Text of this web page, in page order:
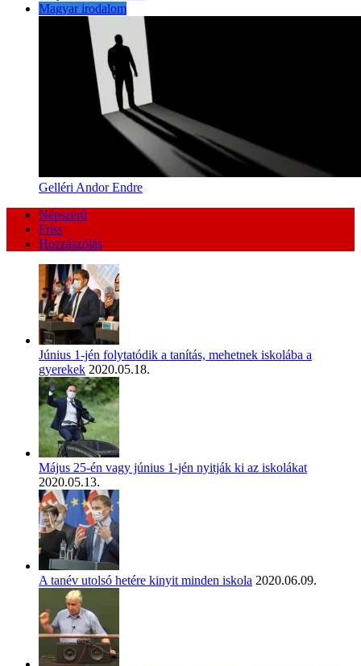
Magyar irodalom
Gelléri Andor Endre
Népszerű
Friss
Hozzászólás
Június 1-jén folytatódik a tanítás, mehetnek iskolába a
gyerekek 2020.05.18.
Május 25-én vagy június 1-jén nyitják ki az iskolákat
2020.05.13.
A tanév utolsó hetére kinyit minden iskola 2020.06.09.